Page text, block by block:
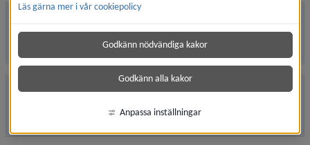
Vem kan ansöka om och få
parkeringstillstånd?
parkeringstillstånd?
Läs gärna mer i vår cookiepolicy
Godkänn nödvändiga kakor
Godkänn alla kakor
Anpassa inställningar